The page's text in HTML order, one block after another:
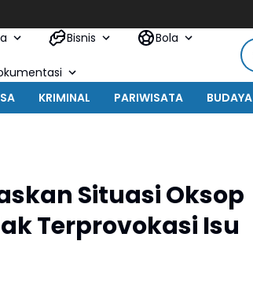
Bisnis Bola
KRIMINAL PARIWISATA BUDAYA
Situasi Oksop
Terprovokasi Isu